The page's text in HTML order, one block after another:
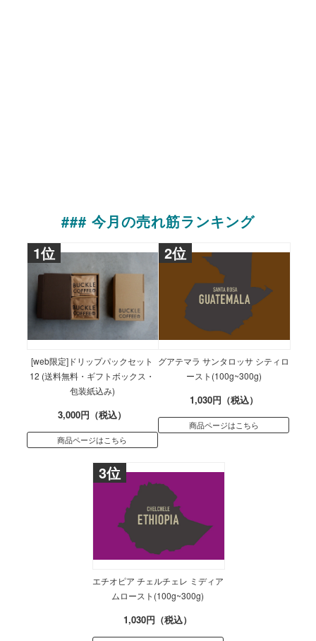
### 今月の売れ筋ランキング
1位
[web限定]ドリップパックセット
12 (送料無料・ギフトボックス・
包装紙込み)
3,000円（税込）
商品ページはこちら
2位
グアテマラ サンタロッサ シティロ
ースト(100g~300g)
1,030円（税込）
商品ページはこちら
3位
エチオピア チェルチェレ ミディア
ムロースト(100g~300g)
1,030円（税込）